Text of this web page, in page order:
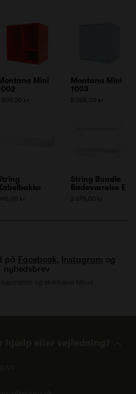
Montana Mini
809,00 kr
Montana Mini
1003
2 068,00 kr
Kabelbakke
kr
String Bundle
Badeværelse E
2 675,00 kr
på Facebook, Instagram og
nyhedsbrev
og eksklusive tilbud